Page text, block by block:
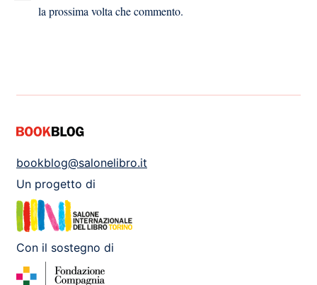
la prossima volta che commento.
bookblog@salonelibro.it
Un progetto di
Con il sostegno di